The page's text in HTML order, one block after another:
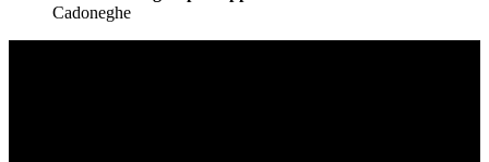
Cadoneghe